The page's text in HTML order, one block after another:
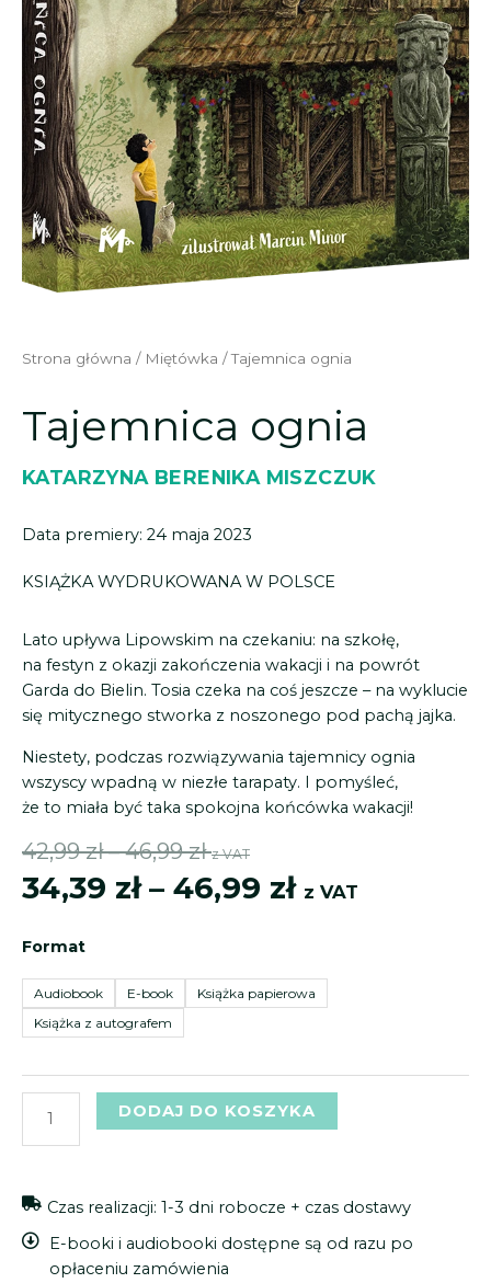
Strona główna / Miętówka / Tajemnica ognia
Tajemnica ognia
KATARZYNA BERENIKA MISZCZUK
Data premiery: 24 maja 2023
KSIĄŻKAWYDRUKOWANAW POLSCE
Lato upływa Lipowskim na czekaniu: na szkołę,
na festyn z okazji zakończenia wakacji i na powrót
Garda do Bielin. Tosia czeka na coś jeszcze – na wyklucie
się mitycznego stworka z noszonego pod pachą jajka.
Niestety, podczas rozwiązywania tajemnicy ognia
wszyscy wpadną w niezłe tarapaty. I pomyśleć,
że to miała być taka spokojna końcówka wakacji!
42,99zł – 46,99złZakres
cen:
od
do
46,99 zł
z VAT
34,39 zł – 46,99 złcen:
do
46,99 zł
z VAT
Format
Audiobook E-book
Książka papierowa
Książka z autografem
ognia
DODAJ DO KOSZYKA
Czas realizacji: 1-3 dni robocze + czas dostawy
E-booki i audiobooki dostępne są od razu po
opłaceniu zamówienia